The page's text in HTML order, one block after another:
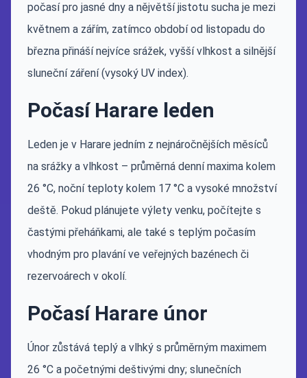
počasí pro jasné dny a nějvětší jistotu sucha je mezi
květnem a zářím, zatímco období od listopadu do
března přináší nejvíce srážek, vyšší vlhkost a silnější
sluneční záření (vysoký UV index).
Počasí Harare leden
Leden je v Harare jedním z nejnáročnějších měsíců
na srážky a vlhkost – průměrná denní maxima kolem
26 °C, noční teploty kolem 17 °C a vysoké množství
deště. Pokud plánujete výlety venku, počítejte s
častými přeháňkami, ale také s teplým počasím
vhodným pro plavání ve veřejných bazénech či
rezervoárech v okolí.
Počasí Harare únor
Únor zůstává teplý a vlhký s průměrným maximem
26 °C a početnými deštivými dny; slunečních